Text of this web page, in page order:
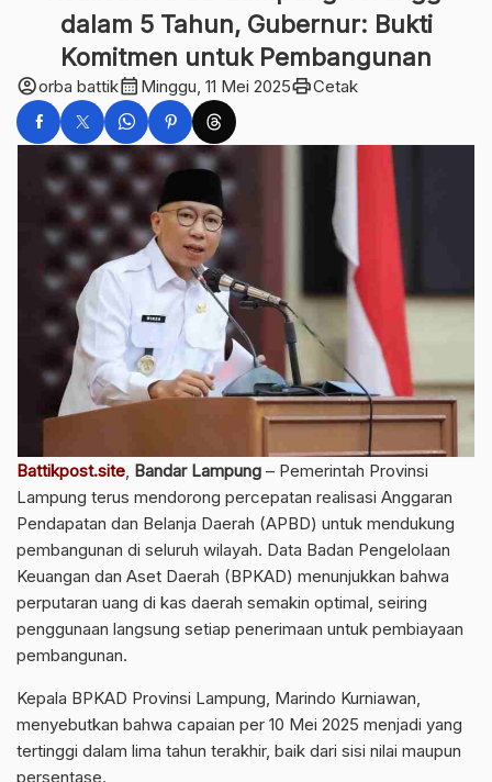
dalam 5 Tahun, Gubernur: Bukti
Komitmen untuk Pembangunan
account_circleorba battikcalendar_month Minggu, 11 Mei 2025printCetak
Battikpost.site, Bandar Lampung – Pemerintah Provinsi
Lampung terus mendorong percepatan realisasi Anggaran
Pendapatan dan Belanja Daerah (APBD) untuk mendukung
pembangunan di seluruh wilayah. Data Badan Pengelolaan
Keuangan dan Aset Daerah (BPKAD) menunjukkan bahwa
perputaran uang di kas daerah semakin optimal, seiring
penggunaan langsung setiap penerimaan untuk pembiayaan
pembangunan.
Kepala BPKAD Provinsi Lampung, Marindo Kurniawan,
menyebutkan bahwa capaian per 10 Mei 2025 menjadi yang
tertinggi dalam lima tahun terakhir, baik dari sisi nilai maupun
persentase.